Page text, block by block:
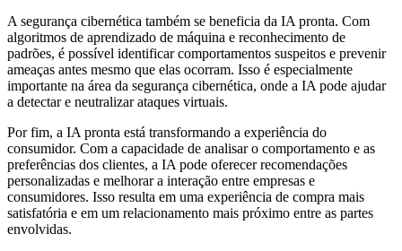
A segurança cibernética também se beneficia da IA pronta. Com
algoritmos de aprendizado de máquina e reconhecimento de
padrões, é possível identificar comportamentos suspeitos e prevenir
ameaças antes mesmo que elas ocorram. Isso é especialmente
importante na área da segurança cibernética, onde a IA pode ajudar
a detectar e neutralizar ataques virtuais.
Por fim, a IA pronta está transformando a experiência do
consumidor. Com a capacidade de analisar o comportamento e as
preferências dos clientes, a IA pode oferecer recomendações
personalizadas e melhorar a interação entre empresas e
consumidores. Isso resulta em uma experiência de compra mais
satisfatória e em um relacionamento mais próximo entre as partes
envolvidas.